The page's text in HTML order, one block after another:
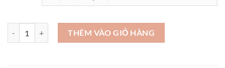
Túi xách nữ hàng hiệu cao cấp da bò 2024 - TX472 số lượng
THÊM VÀO GIỎ HÀNG